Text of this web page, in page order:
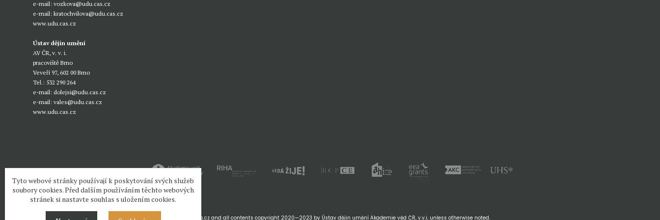
e-mail:vozkova@udu.cas.cz
e-mail:kratochvilova@udu.cas.cz
www.udu.cas.cz
Ústav dějin umění
AV ČR, v. v. i.
pracoviště Brno
Veveří 97, 602 00 Brno
Tel.: 532 290 264
e-mail: dolejsi@udu.cas.cz
e-mail:vales@udu.cas.cz
www.udu.cas.cz
www.udu.cas.cz and all contents copyright 2020—2023 by Ústav dějin umění Akademie věd ČR, v.v.i, unless otherwise noted.
Tyto webové stránky používají k poskytování svých služeb
soubory cookies. Před dalším používáním těchto webových
stránek si nastavte souhlas s uložením cookies.